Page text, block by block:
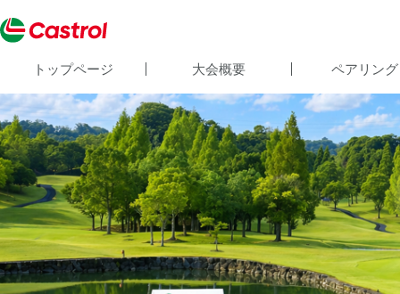
トップページ 大会概要 ペアリング